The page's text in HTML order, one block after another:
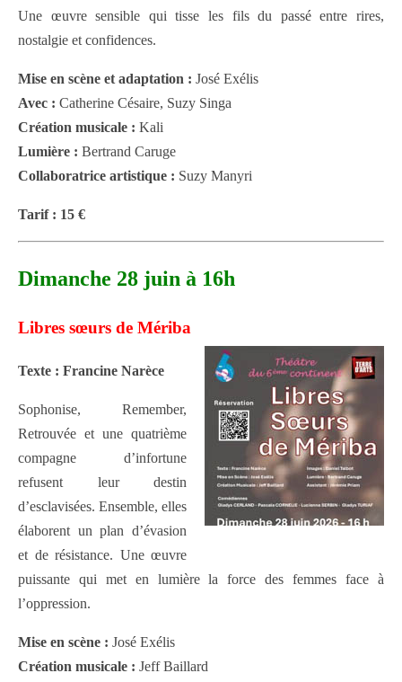
Une œuvre sensible qui tisse les fils du passé entre rires,
nostalgie et confidences.
Mise en scène et adaptation : José Exélis
Avec : Catherine Césaire, Suzy Singa
Création musicale : Kali
Lumière : Bertrand Caruge
Collaboratrice artistique : Suzy Manyri
Tarif : 15 €
Dimanche 28 juin à 16h
Libres sœurs de Mériba
Texte : Francine Narèce
Sophonise, Remember,
Retrouvée et une quatrième
compagne d’infortune
refusent leur destin
d’esclavisées. Ensemble, elles
élaborent un plan d’évasion
et de résistance. Une œuvre
puissante qui met en lumière la force des femmes face à
l’oppression.
Mise en scène : José Exélis
Création musicale : Jeff Baillard